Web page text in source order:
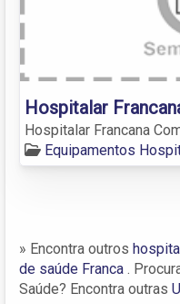
Hospitalar
Hospitalar Francana
Equipamentos
» Encontra outros
de saúde Franca .
Saúde? Encontra outras